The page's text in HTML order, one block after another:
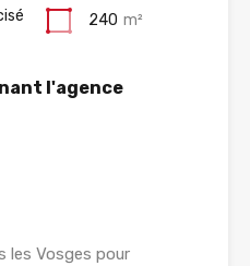
240 m²
l'agence
les Vosges pour